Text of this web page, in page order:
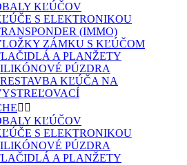
KĽÚČOV
S ELEKTRONIKOU
(IMMO)
ZÁMKU S KĽÚČOM
A PLANŽETY
PÚZDRA
KĽÚČA NA
 
KĽÚČOV
S ELEKTRONIKOU
PÚZDRA
A PLANŽETY